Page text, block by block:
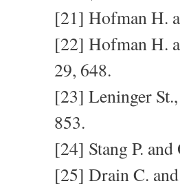
[21] Hofman H.
[22] Hofman H.
29, 648.
[23] Leninger
853.
[24] Stang P.
[25] Drain C.